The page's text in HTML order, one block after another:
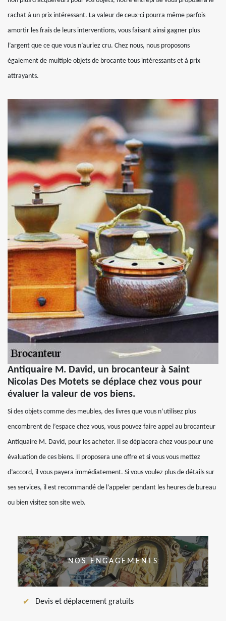
rachat à un prix intéressant. La valeur de ceux-ci pourra même parfois
amortir les frais de leurs interventions, vous faisant ainsi gagner plus
l’argent que ce que vous n’auriez cru. Chez nous, nous proposons
également de multiple objets de brocante tous intéressants et à prix
attrayants.
Antiquaire M. David, un brocanteur à Saint
Nicolas Des Motets se déplace chez vous pour
évaluer la valeur de vos biens.
Si des objets comme des meubles, des livres que vous n’utilisez plus
encombrent de l’espace chez vous, vous pouvez faire appel au brocanteur
Antiquaire M. David, pour les acheter. Il se déplacera chez vous pour une
évaluation de ces biens. Il proposera une offre et si vous vous mettez
d’accord, il vous payera immédiatement. Si vous voulez plus de détails sur
ses services, il est recommandé de l’appeler pendant les heures de bureau
ou bien visitez son site web.
NOS ENGAGEMENTS
Devis et déplacement gratuits